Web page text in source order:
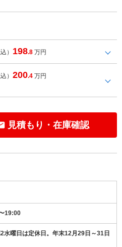
） 198.8 万円
）200.4 万円
見積もり・在庫確認
19:00
水曜日は定休日。年末12月29日～31日